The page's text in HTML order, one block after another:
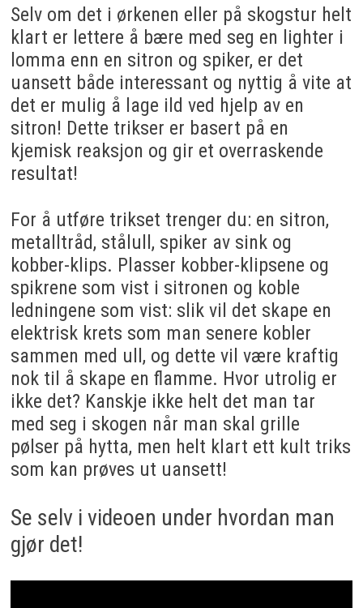
Selv om det i ørkenen eller på skogstur helt
klart er lettere å bære med seg en lighter i
lomma enn en sitron og spiker, er det
uansett både interessant og nyttig å vite at
det er mulig å lage ild ved hjelp av en
sitron! Dette trikser er basert på en
kjemisk reaksjon og gir et overraskende
resultat!
For å utføre trikset trenger du: en sitron,
metalltråd, stålull, spiker av sink og
kobber-klips. Plasser kobber-klipsene og
spikrene som vist i sitronen og koble
ledningene som vist: slik vil det skape en
elektrisk krets som man senere kobler
sammen med ull, og dette vil være kraftig
nok til å skape en flamme. Hvor utrolig er
ikke det? Kanskje ikke helt det man tar
med seg i skogen når man skal grille
pølser på hytta, men helt klart ett kult triks
som kan prøves ut uansett!
Se selv i videoen under hvordan man
gjør det!